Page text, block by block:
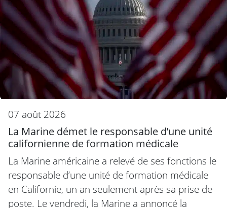
07 août 2026
La Marine démet le responsable d’une unité
californienne de formation médicale
La Marine américaine a relevé de ses fonctions le
responsable d’une unité de formation médicale
en Californie, un an seulement après sa prise de
poste. Le vendredi, la Marine a annoncé la